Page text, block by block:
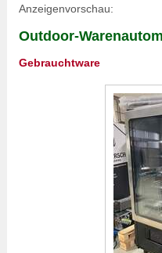
Anzeigenvorschau:
Outdoor-
Gebrauchtware